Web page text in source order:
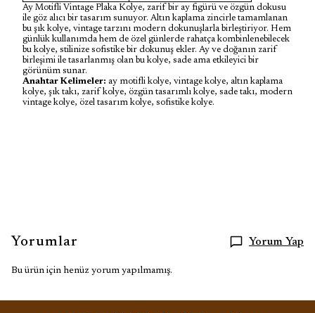
Ay Motifli Vintage Plaka Kolye, zarif bir ay figürü ve özgün dokusu
ile göz alıcı bir tasarım sunuyor. Altın kaplama zincirle tamamlanan
bu şık kolye, vintage tarzını modern dokunuşlarla birleştiriyor. Hem
günlük kullanımda hem de özel günlerde rahatça kombinlenebilecek
bu kolye, stilinize sofistike bir dokunuş ekler. Ay ve doğanın zarif
birleşimi ile tasarlanmış olan bu kolye, sade ama etkileyici bir
görünüm sunar.
Anahtar Kelimeler: ay motifli kolye, vintage kolye, altın kaplama
kolye, şık takı, zarif kolye, özgün tasarımlı kolye, sade takı, modern
vintage kolye, özel tasarım kolye, sofistike kolye.
Yorumlar Yorum Yap
Bu ürün için henüz yorum yapılmamış.